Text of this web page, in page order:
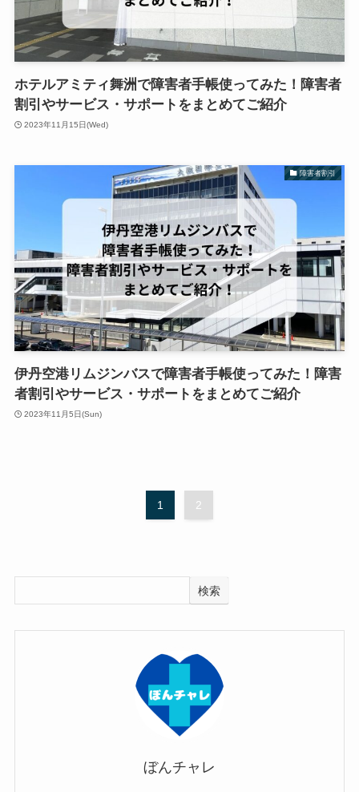
ホテルアミティ舞洲で障害者手帳使ってみた！障害者
割引やサービス・サポートをまとめてご紹介
2023年11月15日(Wed)
障害者割引
伊丹空港リムジンバスで障害者手帳使ってみた！障害
者割引やサービス・サポートをまとめてご紹介
2023年11月5日(Sun)
1 2
検索
ぼんチャレ